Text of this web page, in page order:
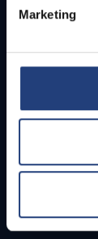
Marketing
PhD